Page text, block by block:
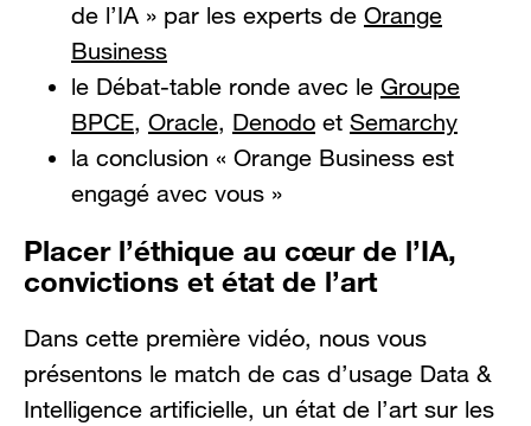
de l’IA » par les experts de Orange
Business
le Débat-table ronde avec le Groupe
BPCE, Oracle, Denodo et Semarchy
la conclusion « Orange Business est
engagé avec vous »
Placer l’éthique au cœur de l’IA,
convictions et état de l’art
Dans cette première vidéo, nous vous
présentons le match de cas d’usage Data &
Intelligence artificielle, un état de l’art sur les